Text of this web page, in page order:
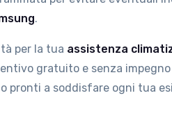
.
per la tua assistenza
gratuito e senza impegno
pronti a soddisfare ogni tua